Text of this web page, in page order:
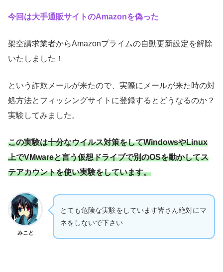
今回は大手通販サイトのAmazonを偽った
架空請求業者からAmazonプライムの自動更新設定を解除
いたしました！
という詐欺メールが来たので、実際にメールが来た時の対
処方法とフィッシングサイトに登録するとどうなるのか？
実験してみました。
この実験は十分なウイルス対策をしてWindowsやLinux
上でVMwareと言う仮想ドライブで別のOSを動かしてス
テアカウントを使い実験をしています。
みこと
とても危険な実験をしています皆さん絶対にマ
ネをしないで下さい